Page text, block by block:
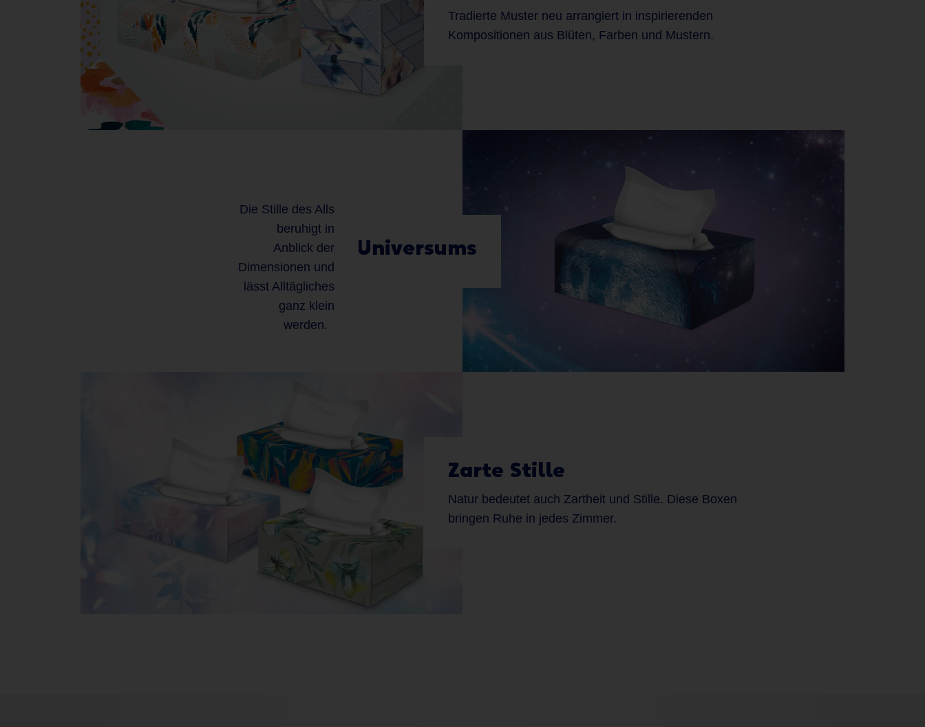
Tradierte Muster neu arrangiert in inspirierenden
Kompositionen aus Blüten, Farben und Mustern.
Weite des Universums
Die Stille des Alls
beruhigt in
Anblick der
Dimensionen und
lässt Alltägliches
ganz klein
werden.
Zarte Stille
Natur bedeutet auch Zartheit und Stille. Diese Boxen
bringen Ruhe in jedes Zimmer.